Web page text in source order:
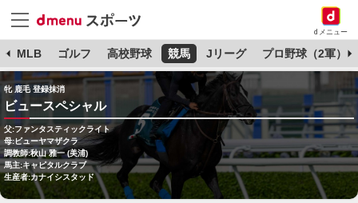
dメニュー
MLB ゴルフ 高校野球 競馬 Jリーグ プロ野球（2軍）
牝 鹿毛 登録抹消
ビュースペシャル
父:ファンタスティックライト
母:ビューヤマザクラ
調教師:秋山 雅一 (美浦)
馬主:キャピタルクラブ
生産者:カナイシスタッド